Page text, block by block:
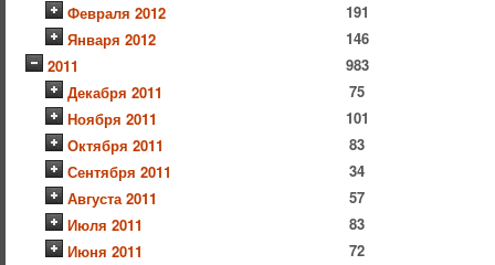
Февраля 2012
191
Января 2012
146
2011
983
Декабря 2011
75
Ноября 2011
101
Октября 2011
83
Сентября 2011
34
Августа 2011
57
Июля 2011
83
Июня 2011
72